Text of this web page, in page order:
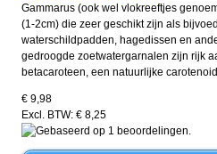
Gammarus (ook wel vlokreeftjes
(1-2cm) die zeer geschikt zijn als
waterschildpadden, hagedissen en
gedroogde zoetwatergarnalen zijn rijk
betacaroteen, een natuurlijke
€ 9,98
Excl. BTW: € 8,25